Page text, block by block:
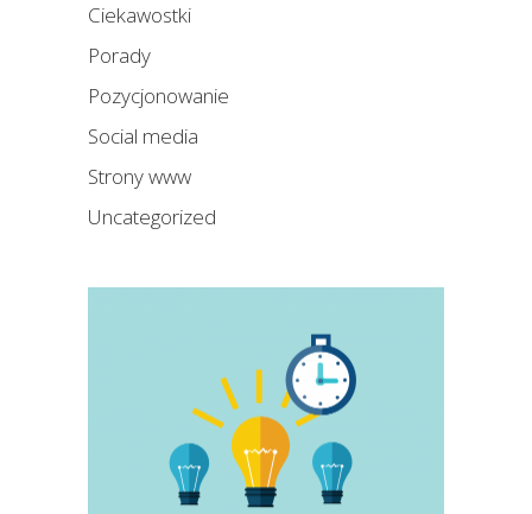
Ciekawostki
Porady
Pozycjonowanie
Social media
Strony www
Uncategorized